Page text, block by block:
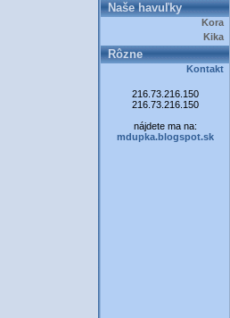
Naše havuľky
Kora
Kika
Rôzne
Kontakt
216.73.216.150
216.73.216.150
nájdete ma na:
mdupka.blogspot.sk